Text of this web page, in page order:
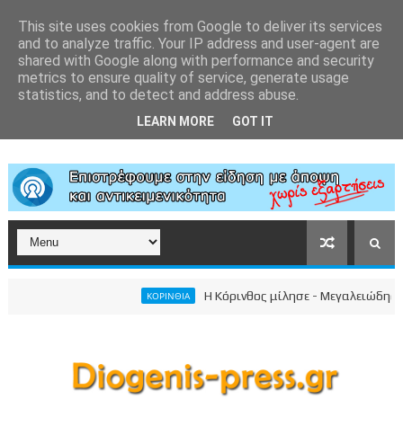
Η Κόρινθος μίλησε - Μεγαλειώδης
This site uses cookies from Google to deliver its services
and to analyze traffic. Your IP address and user-agent are
shared with Google along with performance and security
metrics to ensure quality of service, generate usage
statistics, and to detect and address abuse.
LEARN MORE GOT IT